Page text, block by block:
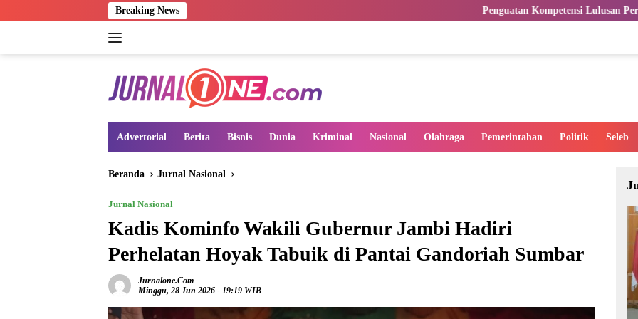
ke
Breaking News Penguatan Kompetensi Lulusan Perguruan Tinggi
Advertorial Berita Bisnis Dunia Kriminal Nasional Olahraga Pemerintahan Politik Seleb
Beranda Jurnal Nasional
Jurnal Nasional
Kadis Kominfo Wakili Gubernur Jambi Hadiri
Perhelatan Hoyak Tabuik di Pantai Gandoriah Sumbar
Jurnalone.com
Minggu, 28 Jun 2026 - 19:19 WIB